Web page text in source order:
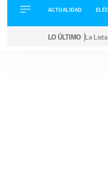
CONDUCIR
ACTUALIDAD
LO ÚLTIMO La